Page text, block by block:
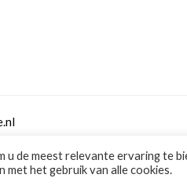
u de meest relevante ervaring te
met het gebruik van alle cookies.